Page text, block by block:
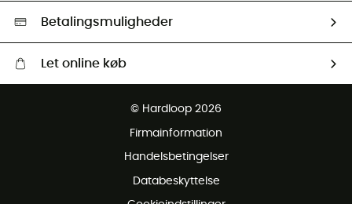
HardGreen Udvalg
Betalingsmuligheder
Let online køb
Gratis retur inden for 100 dage
© Hardloop 2026
Firmainformation
Handelsbetingelser
Databeskyttelse